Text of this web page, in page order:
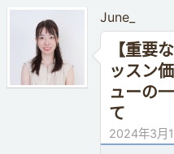
June_
【重要
ッスン
ューの
て
2024年3月1